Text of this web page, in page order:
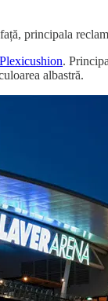
principala
Plexicushion.
albastră.